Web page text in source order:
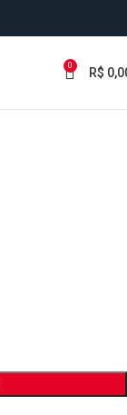
0 R$